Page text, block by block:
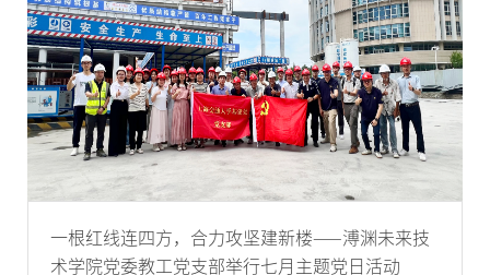
一根红线连四方，合力攻坚建新楼——溥渊未来技
术学院党委教工党支部举行七月主题党日活动